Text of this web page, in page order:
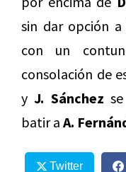
sin dar opción
con un
consolación de
y J. Sánchez
batir a A.
Twitter